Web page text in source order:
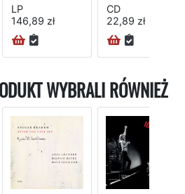
LP
146,89 zł
CD
22,89 zł
WYBRALI RÓWNIEŻ